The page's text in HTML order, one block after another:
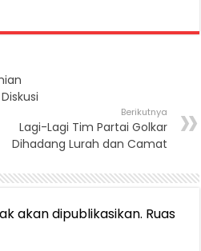
Berikutnya
Lagi-Lagi Tim Partai Golkar
Dihadang Lurah dan Camat
akan dipublikasikan. Ruas